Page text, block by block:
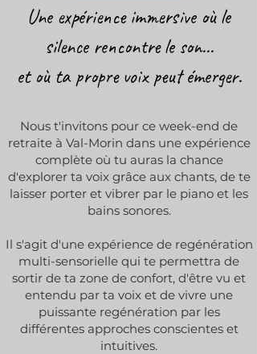
Une expérience immersive où le
silence rencontre le son...
et où ta propre voix peut émerger.
Nous t'invitons pour ce week-end de
retraite à Val-Morin dans une expérience
complète où tu auras la chance
d'explorer ta voix grâce aux chants, de te
laisser porter et vibrer par le piano et les
bains sonores.
Il s'agit d'une expérience de regénération
multi-sensorielle qui te permettra de
sortir de ta zone de confort, d'être vu et
entendu par ta voix et de vivre une
puissante regénération par les
différentes approches conscientes et
intuitives.